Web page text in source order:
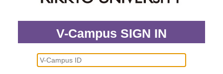
V-Campus SIGN IN